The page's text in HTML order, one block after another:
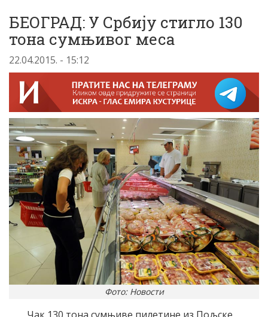
БЕОГРАД: У Србију стигло 130
тона сумњивог меса
22.04.2015. - 15:12
Фото: Новости